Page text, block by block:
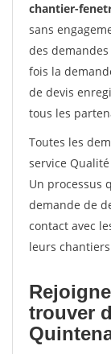
chantier-
sans
des
fois la
de devis
tous les
Toutes les
service
Un processus
demande de
contact avec
leurs
trouver